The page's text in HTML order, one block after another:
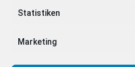
Statistiken
Marketing